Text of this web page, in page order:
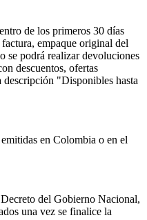
de los primeros 30 días
empaque original del
se podrá realizar devoluciones
descuentos, ofertas
descripción "Disponibles hasta
en Colombia o en el
del Gobierno Nacional,
una vez se finalice la